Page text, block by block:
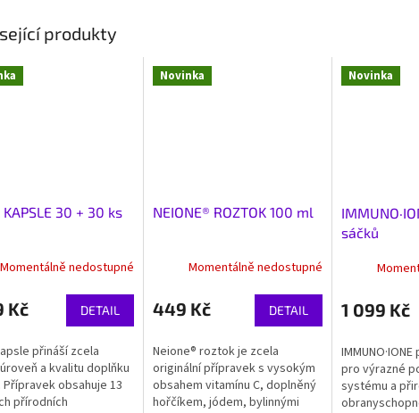
produkty
KAPSLE 30 + 30 ks
Momentálně nedostupné
Kč DETAIL
přináší zcela
a kvalitu doplňku
obsahuje 13
přírodních
Novinka
NEIONE® ROZTOK 100 ml
Momentálně nedostupné
449 Kč DETAIL
Neione® roztok je zcela
originální přípravek s vysokým
obsahem vitamínu C, doplněný
hořčíkem, jódem, bylinnými
Novinka
sáčků
1 099 Kč
pro výrazné
systému a